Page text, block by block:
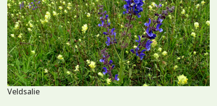
Veldsalie